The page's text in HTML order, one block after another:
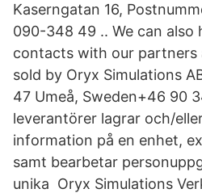
Kaserngatan 16,
090-348 49 .. We can also
contacts with our partners
sold by Oryx Simulations
47 Umeå, Sweden+46 90
leverantörer lagrar och/
information på en enhet,
samt bearbetar
unika Oryx Simulations